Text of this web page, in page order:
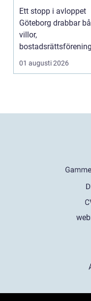
problem kan
undvikas
Ett stopp i avloppet
Göteborg drabbar
villor,
01 augusti 2026